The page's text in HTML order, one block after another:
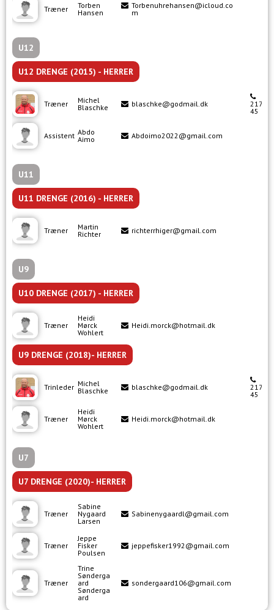
Træner
Torben
Hansen
Torbenuhrehansen@icloud.co
m
U12
U12 DRENGE (2015) - HERRER
Træner
Michel
Blaschke
blaschke@godmail.dk
45
Assistent Abdo
Aimo
Abdoimo2022@gmail.com
U11
U11 DRENGE (2016) - HERRER
Træner
Martin
Richter
richterrhiger@gmail.com
U9
U10 DRENGE (2017) - HERRER
Træner
Heidi
Mørck
Wohlert
Heidi.morck@hotmail.dk
U9 DRENGE (2018)- HERRER
Trinleder Michel
Blaschke
blaschke@godmail.dk
45
Træner
Heidi
Mørck
Wohlert
Heidi.morck@hotmail.dk
U7
U7 DRENGE (2020)- HERRER
Træner
Sabine
Nygaard
Larsen
Sabinenygaardl@gmail.com
Træner
Jeppe
Fisker
Poulsen
jeppefisker1992@gmail.com
Træner
Trine
Sønderga
ard
Sønderga
ard
sondergaard106@gmail.com